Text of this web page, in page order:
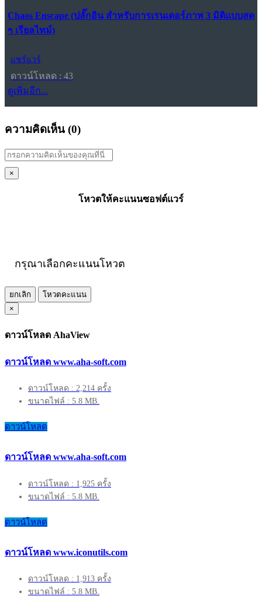
Chaos Enscape (ปลั๊กอิน สำหรับการเรนเดอร์ภาพ 3 มิติแบบสด
ๆ เรียลไทม์)
แชร์แวร์
ดาวน์โหลด : 43
ดูเพิ่มอีก...
ความคิดเห็น (0)
×
โหวตให้คะแนนซอฟต์แวร์
กรุณาเลือกคะแนนโหวต
ยกเลิก
โหวตคะแนน
×
ดาวน์โหลด AhaView
ดาวน์โหลด www.aha-soft.com
ดาวน์โหลด : 2,214 ครั้ง
ขนาดไฟล์ : 5.8 MB.
ดาวน์โหลด
ดาวน์โหลด www.aha-soft.com
ดาวน์โหลด : 1,925 ครั้ง
ขนาดไฟล์ : 5.8 MB.
ดาวน์โหลด
ดาวน์โหลด www.iconutils.com
ดาวน์โหลด : 1,913 ครั้ง
ขนาดไฟล์ : 5.8 MB.